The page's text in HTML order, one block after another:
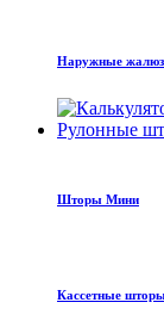
Наружные
Рулонные
Шторы Мини
Кассетные